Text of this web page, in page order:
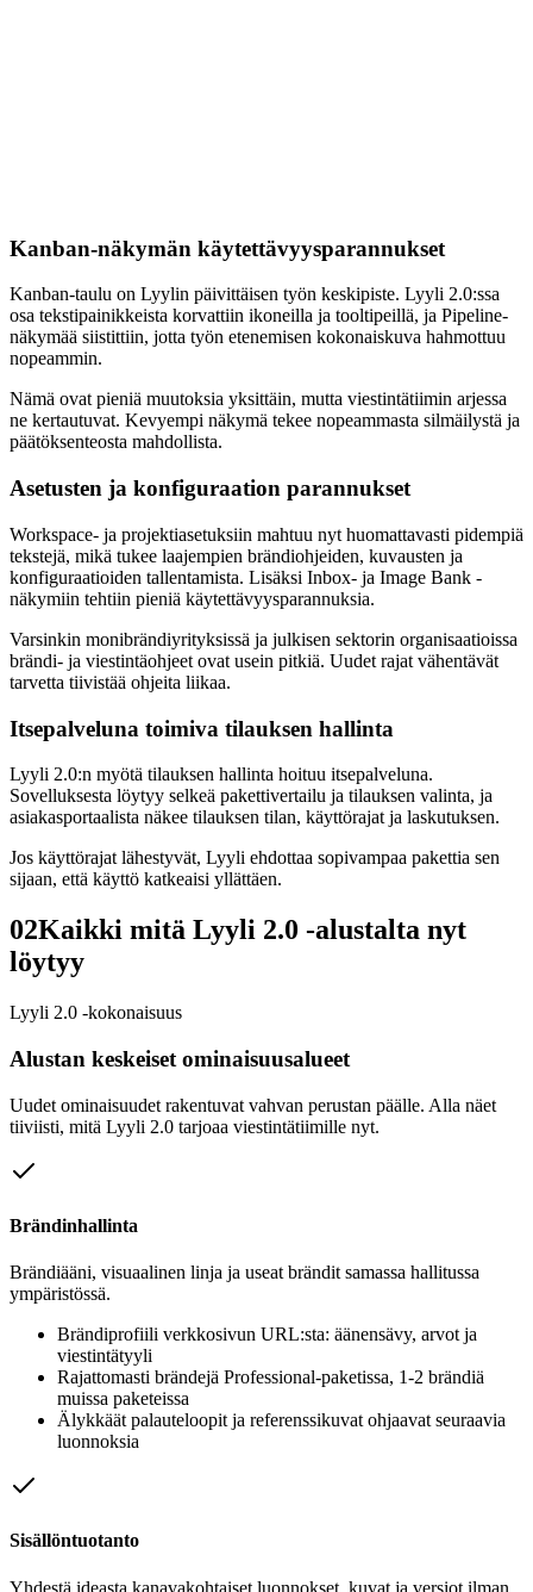
Kanban-näkymän käytettävyysparannukset
Kanban-taulu on Lyylin päivittäisen työn keskipiste. Lyyli 2.0:ssa
osa tekstipainikkeista korvattiin ikoneilla ja tooltipeillä, ja Pipeline-
näkymää siistittiin, jotta työn etenemisen kokonaiskuva hahmottuu
nopeammin.
Nämä ovat pieniä muutoksia yksittäin, mutta viestintätiimin arjessa
ne kertautuvat. Kevyempi näkymä tekee nopeammasta silmäilystä ja
päätöksenteosta mahdollista.
Asetusten ja konfiguraation parannukset
Workspace- ja projektiasetuksiin mahtuu nyt huomattavasti pidempiä
tekstejä, mikä tukee laajempien brändiohjeiden, kuvausten ja
konfiguraatioiden tallentamista. Lisäksi Inbox- ja Image Bank -
näkymiin tehtiin pieniä käytettävyysparannuksia.
Varsinkin monibrändiyrityksissä ja julkisen sektorin organisaatioissa
brändi- ja viestintäohjeet ovat usein pitkiä. Uudet rajat vähentävät
tarvetta tiivistää ohjeita liikaa.
Itsepalveluna toimiva tilauksen hallinta
Lyyli 2.0:n myötä tilauksen hallinta hoituu itsepalveluna.
Sovelluksesta löytyy selkeä pakettivertailu ja tilauksen valinta, ja
asiakasportaalista näkee tilauksen tilan, käyttörajat ja laskutuksen.
Jos käyttörajat lähestyvät, Lyyli ehdottaa sopivampaa pakettia sen
sijaan, että käyttö katkeaisi yllättäen.
02Kaikki mitä Lyyli 2.0 -alustalta nyt
löytyy
Lyyli 2.0 -kokonaisuus
Alustan keskeiset ominaisuusalueet
Uudet ominaisuudet rakentuvat vahvan perustan päälle. Alla näet
tiiviisti, mitä Lyyli 2.0 tarjoaa viestintätiimille nyt.
Brändinhallinta
Brändiääni, visuaalinen linja ja useat brändit samassa hallitussa
ympäristössä.
Brändiprofiili verkkosivun URL:sta: äänensävy, arvot ja
viestintätyyli
Rajattomasti brändejä Professional-paketissa, 1-2 brändiä
muissa paketeissa
Älykkäät palauteloopit ja referenssikuvat ohjaavat seuraavia
luonnoksia
Sisällöntuotanto
Yhdestä ideasta kanavakohtaiset luonnokset, kuvat ja versiot ilman